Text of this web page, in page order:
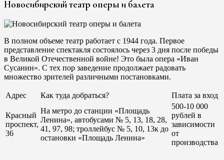
Новосибирский театр оперы и балета
В полном объеме театр работает с 1944 года. Первое
представление спектакля состоялось через 3 дня после победы
в Великой Отечественной войне! Это была опера «Иван
Сусанин». С тех пор заведение продолжает радовать
множество зрителей различными постановками.
Адрес Как туда добраться? Плата за вход
Красный
проспект,
36
На метро до станции «Площадь
Ленина», автобусами № 5, 13, 18, 28,
41, 97, 98; троллейбус № 5, 10, 13к до
остановки «Площадь Ленина»
500-10 000
рублей в
зависимости
от
производства